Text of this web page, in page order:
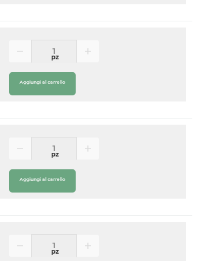
pz
Aggiungi al carrello
pz
Aggiungi al carrello
pz